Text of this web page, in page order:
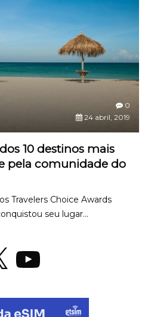
0
24 abril, 2019
10 destinos mais
pela comunidade do
Travelers Choice Awards
seu lugar...
YouTube